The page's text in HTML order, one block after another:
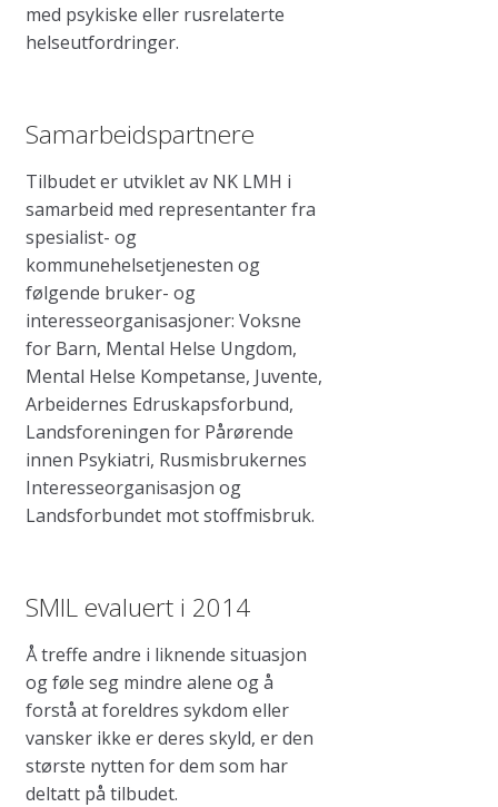
med psykiske eller rusrelaterte
helseutfordringer.
Samarbeidspartnere
Tilbudet er utviklet av NK LMH i
samarbeid med representanter fra
spesialist- og
kommunehelsetjenesten og
følgende bruker- og
interesseorganisasjoner: Voksne
for Barn, Mental Helse Ungdom,
Mental Helse Kompetanse, Juvente,
Arbeidernes Edruskapsforbund,
Landsforeningen for Pårørende
innen Psykiatri, Rusmisbrukernes
Interesseorganisasjon og
Landsforbundet mot stoffmisbruk.
SMIL evaluert i 2014
Å treffe andre i liknende situasjon
og føle seg mindre alene og å
forstå at foreldres sykdom eller
vansker ikke er deres skyld, er den
største nytten for dem som har
deltatt på tilbudet.